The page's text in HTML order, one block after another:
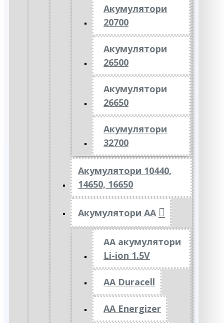
Акумулятори
20700
Акумулятори
26500
Акумулятори
26650
Акумулятори
32700
Акумулятори 10440,
14650, 16650
Акумулятори АА
AA акумулятори
Li-ion 1.5V
AA Duracell
AA Energizer